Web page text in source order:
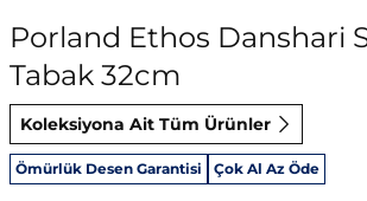
Porland Ethos Danshari
Tabak 32cm
Koleksiyona Ait Tüm Ürünler
Ömürlük Desen Garantisi Çok Al Az Öde